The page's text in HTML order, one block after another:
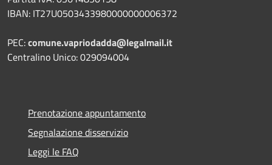
IBAN: IT27U0503433980000000006372
PEC:comune.vapriodadda@legalmail.it
Centralino Unico: 029094004
Prenotazione appuntamento
Segnalazione disservizio
Leggi le FAQ